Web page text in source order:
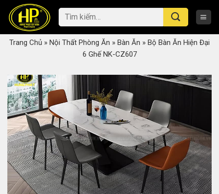
content
Tìm
kiếm:
Trang Chủ » Nội Thất Phòng Ăn » Bàn Ăn » Bộ Bàn Ăn Hiện Đại
6 Ghế NK-CZ607